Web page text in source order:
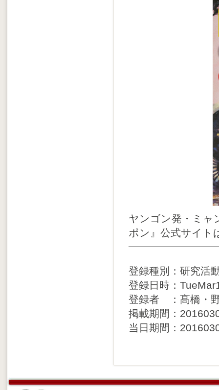
ヤンゴン発・ミャ
ポン』公式サイト
登録種別：研究活
登録日時：
登録者 ：髙橋・
掲載期間：
当日期間：